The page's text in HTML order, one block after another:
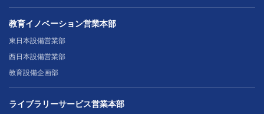
教育イノベーション営業本部
東日本設備営業部
西日本設備営業部
教育設備企画部
ライブラリーサービス営業本部